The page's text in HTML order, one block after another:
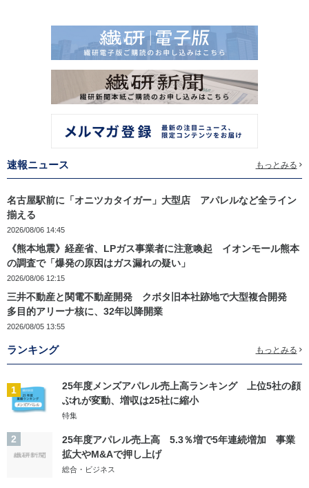
速報ニュース もっとみる
名古屋駅前に「オニツカタイガー」大型店 アパレルなど全ライン
揃える
2026/08/06 14:45
《熊本地震》経産省、LPガス事業者に注意喚起 イオンモール熊本
の調査で「爆発の原因はガス漏れの疑い」
2026/08/06 12:15
三井不動産と関電不動産開発 クボタ旧本社跡地で大型複合開発
多目的アリーナ核に、32年以降開業
2026/08/05 13:55
ランキング もっとみる
1
25年度メンズアパレル売上高ランキング 上位5社の顔
ぶれが変動、増収は25社に縮小
特集
2
25年度アパレル売上高 5.3％増で5年連続増加 事業
拡大やM&Aで押し上げ
総合・ビジネス